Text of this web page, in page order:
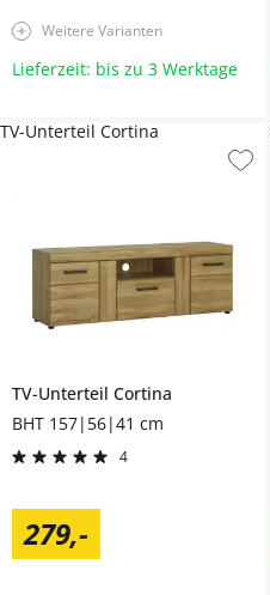
Weitere Varianten
Lieferzeit: bis zu 3 Werktage
TV-Unterteil Cortina
BHT 157|56|41 cm
4
279,-
TV-Unterteil Cortina